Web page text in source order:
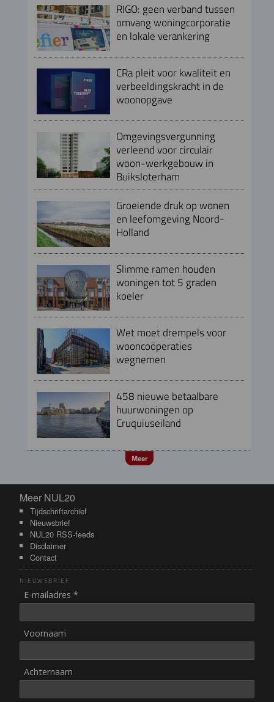
RIGO: geen verband tussen
omvang woningcorporatie
en lokale verankering
CRa pleit voor kwaliteit en
verbeeldingskracht in de
woonopgave
Omgevingsvergunning
verleend voor circulair
woon-werkgebouw in
Buiksloterham
Groeiende druk op wonen
en leefomgeving Noord-
Holland
Slimme ramen houden
woningen tot 5 graden
koeler
Wet moet drempels voor
wooncoöperaties
wegnemen
458 nieuwe betaalbare
huurwoningen op
Cruquiuseiland
Meer
Meer NUL20
Meer NUL20
Tijdschriftarchief
Nieuwsbrief
NUL20 RSS-feeds
Disclaimer
Contact
NIEUWSBRIEF
E-mailadres *
Voornaam
Achternaam